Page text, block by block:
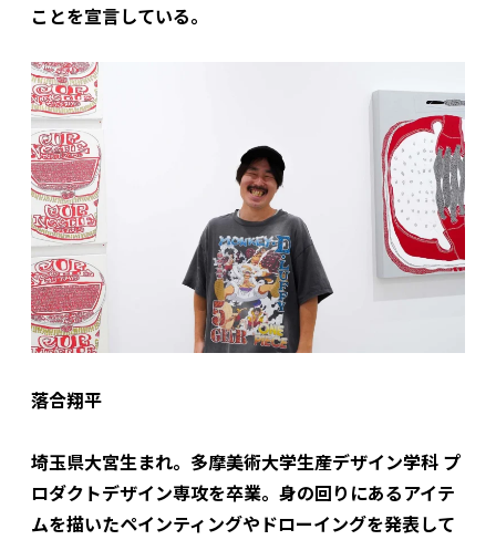
ことを宣言している。
落合翔平
埼玉県大宮生まれ。多摩美術大学生産デザイン学科 プ
ロダクトデザイン専攻を卒業。身の回りにあるアイテ
ムを描いたペインティングやドローイングを発表して